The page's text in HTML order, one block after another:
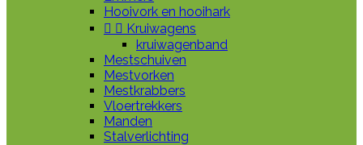
Hooivork en hooihark
  Kruiwagens
kruiwagenband
Mestschuiven
Mestvorken
Mestkrabbers
Vloertrekkers
Manden
Stalverlichting